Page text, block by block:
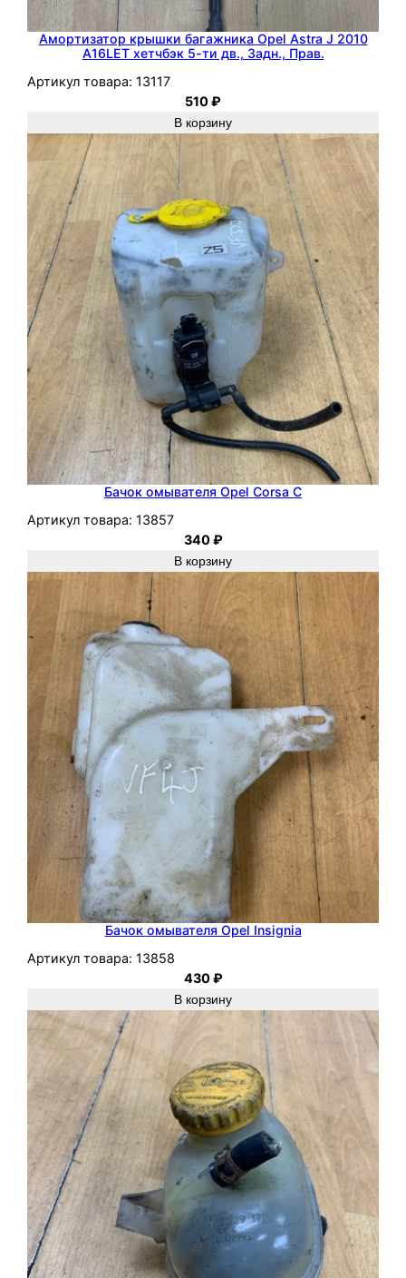
е
р
д
П
а
Амортизатор крышки багажника Opel Astra J 2010
A16LET хетчбэк 5-ти дв., Задн., Прав.
Артикул товара: 13117
510₽
В корзину
Бачок омывателя Opel Corsa C
Артикул товара: 13857
340₽
В корзину
Бачок омывателя Opel Insignia
Артикул товара: 13858
430₽
В корзину